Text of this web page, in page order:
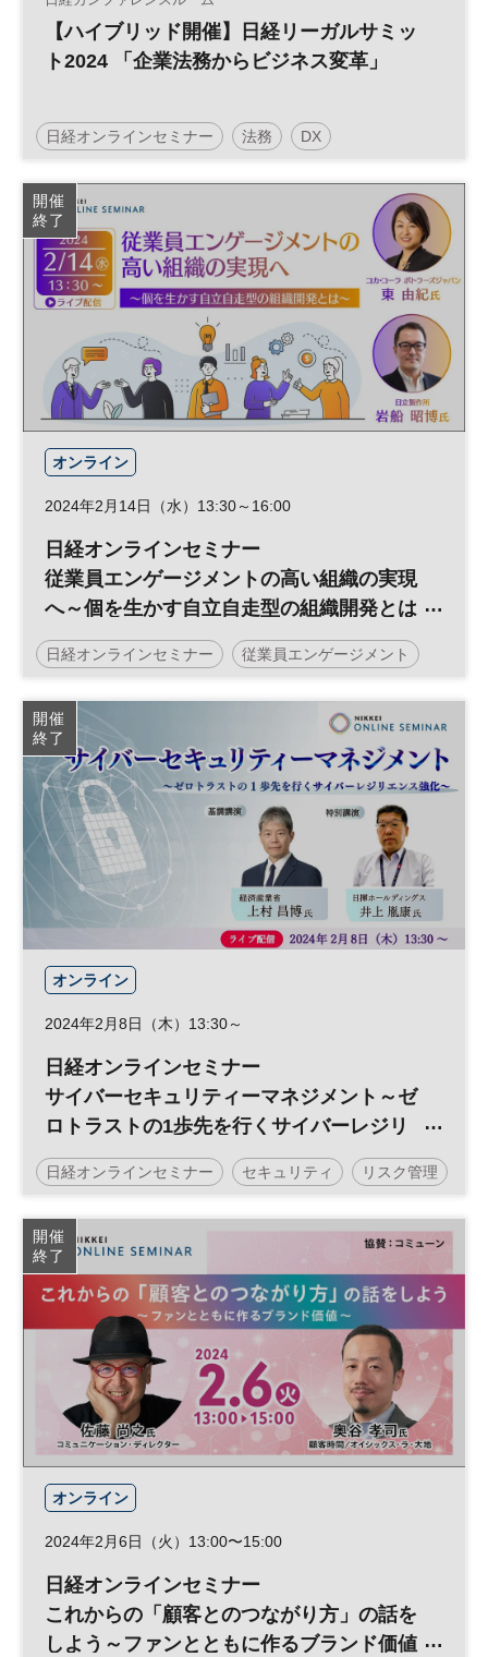
【ハイブリッド開催】日経リーガルサミッ
ト2024 「企業法務からビジネス変革」
日経オンラインセミナー 法務 DX
開催
終了
オンライン
2024年2月14日（水）13:30～16:00
日経オンラインセミナー
従業員エンゲージメントの高い組織の実現
へ～個を生かす自立自走型の組織開発とは
～
日経オンラインセミナー 従業員エンゲージメント
人的資本経営 組織
参加無料
開催
終了
オンライン
2024年2月8日（木）13:30～
日経オンラインセミナー
サイバーセキュリティーマネジメント～ゼ
ロトラストの1歩先を行くサイバーレジリ
エンス強化～
日経オンラインセミナー セキュリティ リスク管理
リスクマネジメント
参加無料
開催
終了
オンライン
2024年2月6日（火）13:00〜15:00
日経オンラインセミナー
これからの「顧客とのつながり方」の話を
しよう～ファンとともに作るブランド価値